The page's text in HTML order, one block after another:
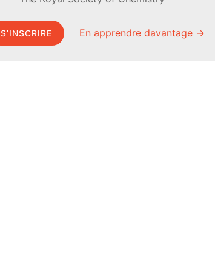
S’INSCRIRE En apprendre davantage →